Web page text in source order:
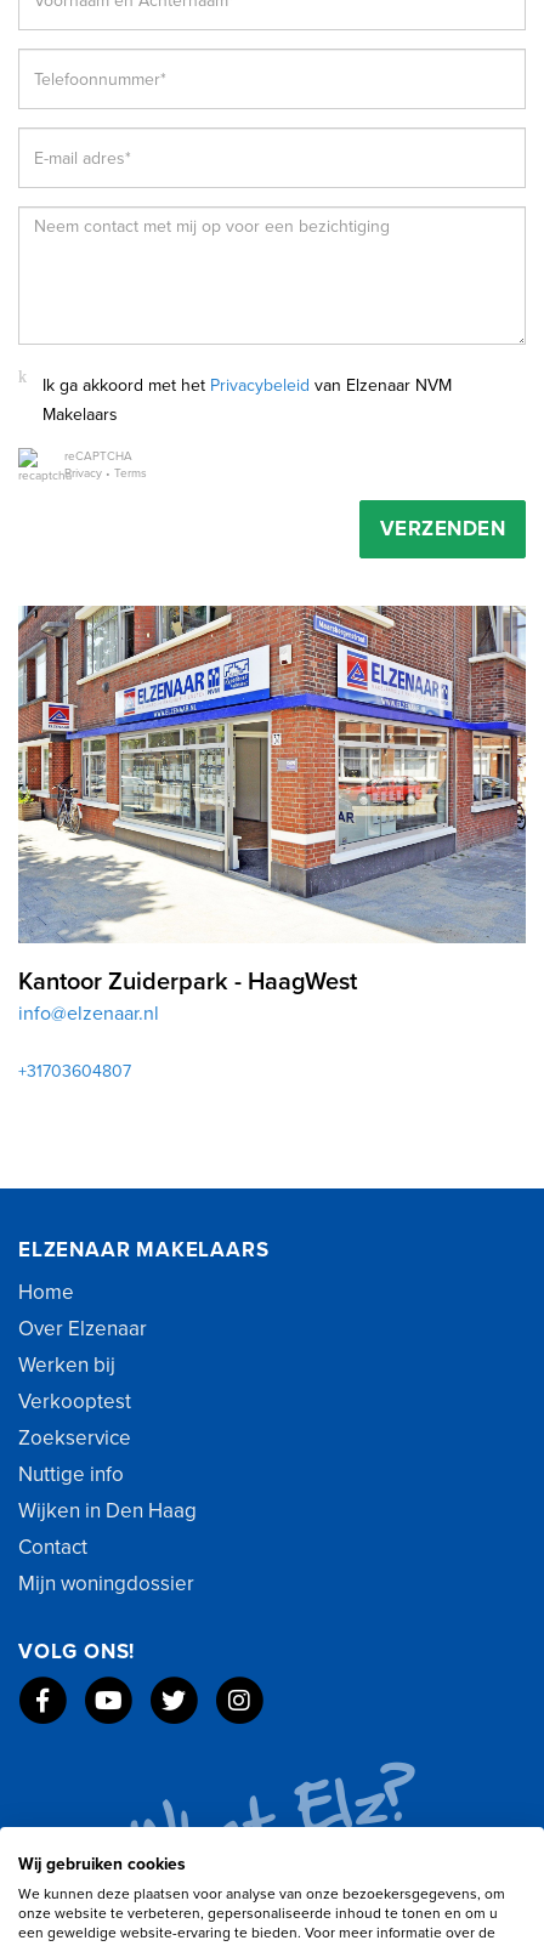
Ik ga akkoord met het Privacybeleid van Elzenaar NVM
Makelaars
reCAPTCHA
Privacy • Terms
VERZENDEN
Kantoor Zuiderpark - HaagWest
info@elzenaar.nl
+31703604807
ELZENAAR MAKELAARS
Home
Over Elzenaar
Werken bij
Verkooptest
Zoekservice
Nuttige info
Wijken in Den Haag
Contact
Mijn woningdossier
VOLG ONS!
Wij gebruiken cookies
We kunnen deze plaatsen voor analyse van onze bezoekersgegevens, om
onze website te verbeteren, gepersonaliseerde inhoud te tonen en om u
een geweldige website-ervaring te bieden. Voor meer informatie over de